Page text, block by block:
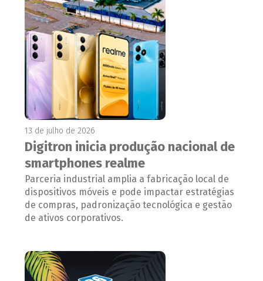
13 de julho de 2026
Digitron inicia produção nacional de
smartphones realme
Parceria industrial amplia a fabricação local de
dispositivos móveis e pode impactar estratégias
de compras, padronização tecnológica e gestão
de ativos corporativos.